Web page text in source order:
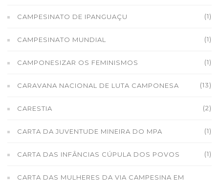
CAMPESINATO DE IPANGUAÇU (1)
CAMPESINATO MUNDIAL (1)
CAMPONESIZAR OS FEMINISMOS (1)
CARAVANA NACIONAL DE LUTA CAMPONESA (13)
CARESTIA (2)
CARTA DA JUVENTUDE MINEIRA DO MPA (1)
CARTA DAS INFÂNCIAS CÚPULA DOS POVOS (1)
CARTA DAS MULHERES DA VIA CAMPESINA EM